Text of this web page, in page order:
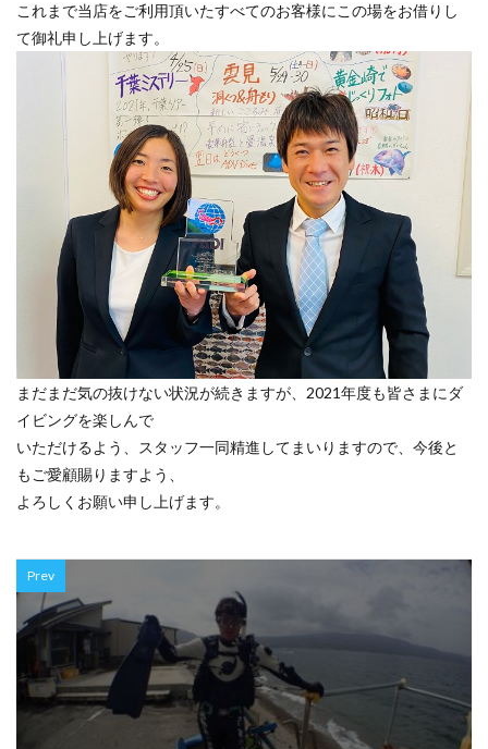
これまで当店をご利用頂いたすべてのお客様にこの場をお借りし
て御礼申し上げます。
まだまだ気の抜けない状況が続きますが、2021年度も皆さまにダ
イビングを楽しんで
いただけるよう、スタッフ一同精進してまいりますので、今後と
もご愛顧賜りますよう、
よろしくお願い申し上げます。
Prev